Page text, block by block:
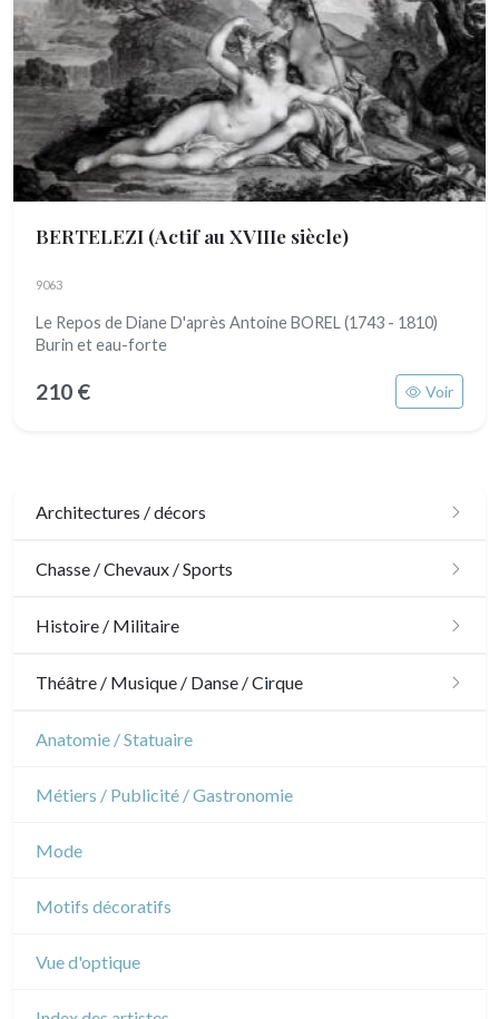
BERTELEZI (Actif au XVIIIe siècle)
9063
Le Repos de Diane D'après Antoine BOREL (1743 - 1810)
Burin et eau-forte
210 € Voir
Architectures / décors
Architecture
Chasse / Chevaux / Sports
Chasse
Histoire / Militaire
Militaire
Théâtre / Musique / Danse / Cirque
Théâtre
Anatomie / Statuaire
Métiers / Publicité / Gastronomie
Mode
Motifs décoratifs
Vue d'optique